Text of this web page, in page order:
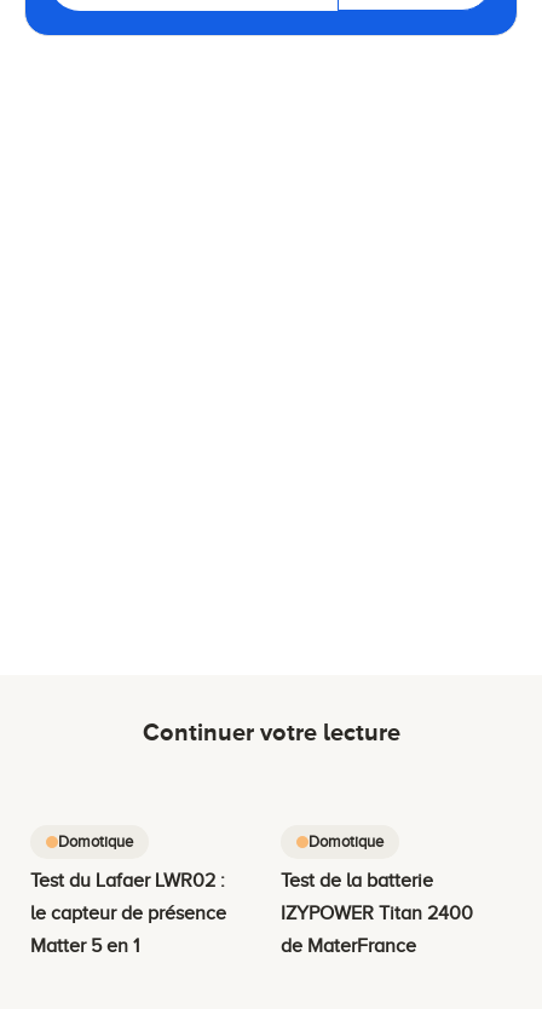
Continuer votre lecture
Domotique
Test du Lafaer LWR02 :
le capteur de présence
Matter 5 en 1
Domotique
Test de la batterie
IZYPOWER Titan 2400
de MaterFrance